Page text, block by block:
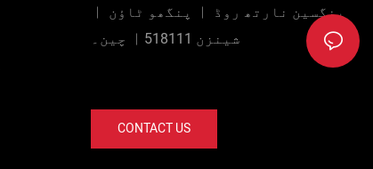
پنگسین نارتھ روڈ ︱ پنگھو ٹاؤن ︱
شینزن 518111︱ چین۔
CONTACT US